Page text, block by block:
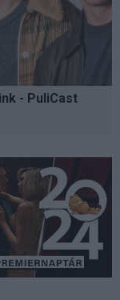
- PuliCast